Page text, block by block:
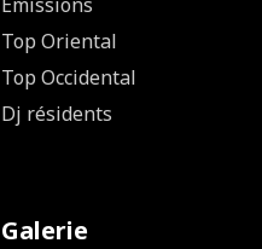
Top Oriental
Top Occidental
Dj résidents
Galerie